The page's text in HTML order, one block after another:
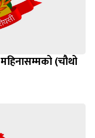
(चौथो